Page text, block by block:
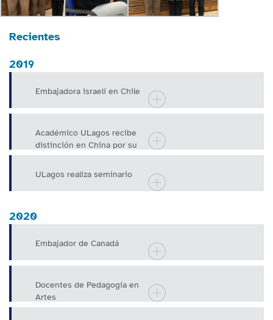
Recientes
2019
Embajadora israelí en Chile
Académico ULagos recibe
distinción en China por su
enorme contribución a una
provincia
ULagos realiza seminario
2020
Embajador de Canadá
Docentes de Pedagogía en
Artes